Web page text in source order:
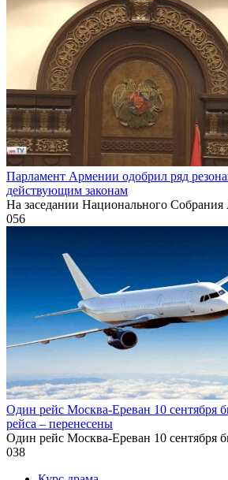
Парламент Армении одобрил ряд
действующим законам
На заседании Национального
056
Один рейс Москва-Ереван 10 сентября
рейса – перенесены
Один рейс Москва-Ереван 10 сентября
038